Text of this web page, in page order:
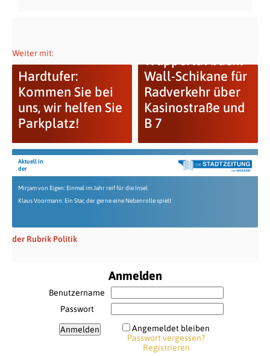
Weiter mit:
Hardtufer:
Kommen Sie bei
uns, wir helfen Sie
Parkplatz!
Wall-Schikane für
Radverkehr über
Kasinostraße und
B 7
Aktuell in
der
Mirjam von Eigen: Einmal im Jahr reif für die Insel
Klaus Voormann: Ein Star, der gerne eine Nebenrolle spielt
der Rubrik Politik
Anmelden
Benutzername
Passwort
Angemeldet bleiben
Passwort vergessen?
Registrieren